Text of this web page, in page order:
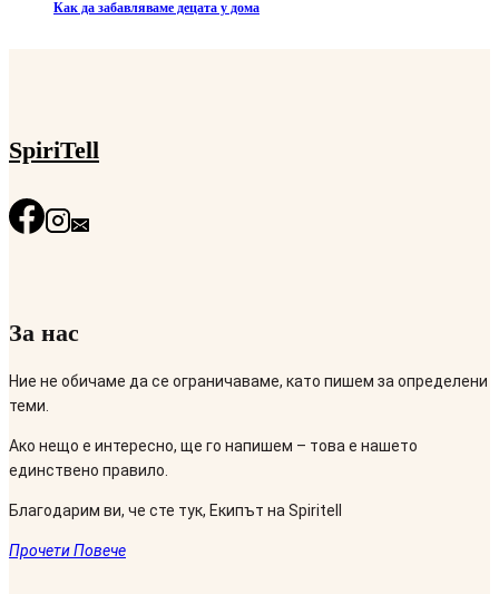
Как да забавляваме децата у дома
SpiriTell
За нас
Ние не обичаме да се ограничаваме, като пишем за определени
теми.
Ако нещо е интересно, ще го напишем – това е нашето
единствено правило.
Благодарим ви, че сте тук, Екипът на Spiritell
Прочети Повече